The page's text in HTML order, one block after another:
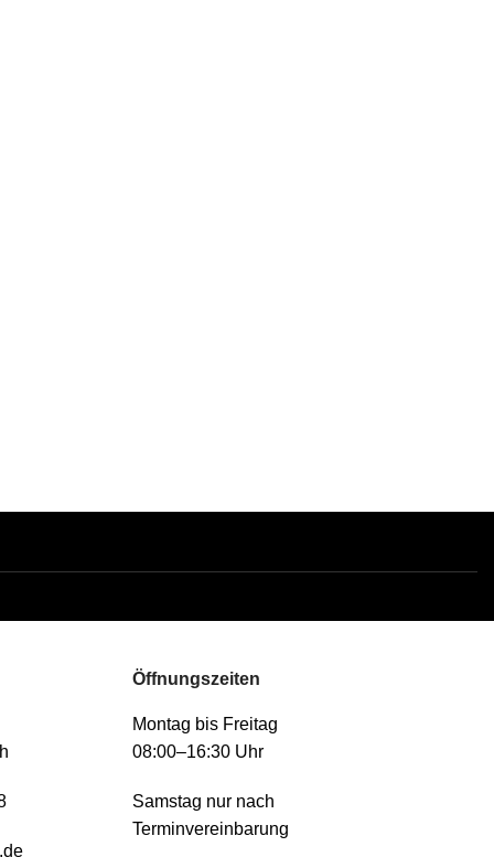
Öffnungszeiten
Montag bis Freitag
08:00–16:30 Uhr
Samstag nur nach
Terminvereinbarung